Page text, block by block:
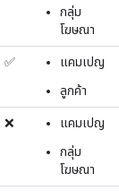
กลุ่ม
โฆษณา
✅
แคมเปญ
ลูกค้า
❌
แคมเปญ
กลุ่ม
โฆษณา